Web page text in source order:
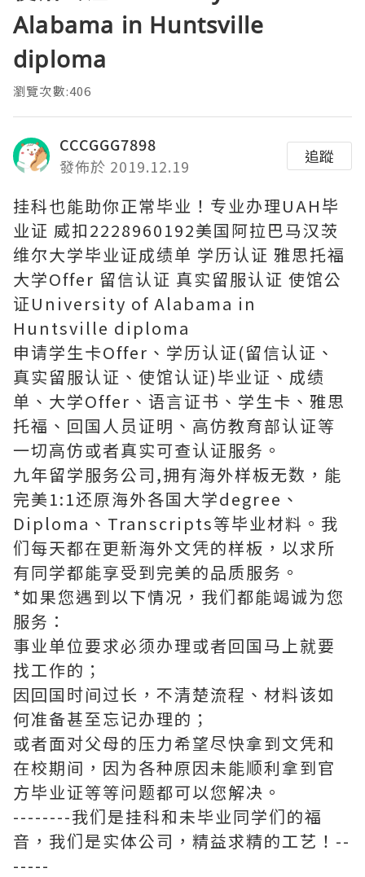
Alabama in Huntsville
diploma
瀏覽次數:406
CCCGGG7898
發佈於 2019.12.19
追蹤
挂科也能助你正常毕业！专业办理UAH毕
业证 威扣2228960192美国阿拉巴马汉茨
维尔大学毕业证成绩单 学历认证 雅思托福
大学Offer 留信认证 真实留服认证 使馆公
证University of Alabama in
Huntsville diploma
申请学生卡Offer、学历认证(留信认证、
真实留服认证、使馆认证)毕业证、成绩
单、大学Offer、语言证书、学生卡、雅思
托福、回国人员证明、高仿教育部认证等
一切高仿或者真实可查认证服务。
九年留学服务公司,拥有海外样板无数，能
完美1:1还原海外各国大学degree、
Diploma、Transcripts等毕业材料。我
们每天都在更新海外文凭的样板，以求所
有同学都能享受到完美的品质服务。
*如果您遇到以下情况，我们都能竭诚为您
服务：
事业单位要求必须办理或者回国马上就要
找工作的；
因回国时间过长，不清楚流程、材料该如
何准备甚至忘记办理的；
或者面对父母的压力希望尽快拿到文凭和
在校期间，因为各种原因未能顺利拿到官
方毕业证等等问题都可以您解决。
--------我们是挂科和未毕业同学们的福
音，我们是实体公司，精益求精的工艺！--
-----